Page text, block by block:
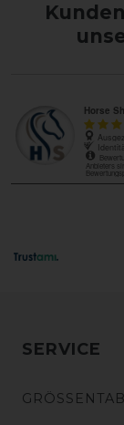
SERVICE